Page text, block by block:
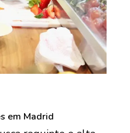
em Madrid